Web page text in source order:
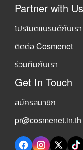
Partner with Us
โปรโมตแบรนด์กับเรา
ติดต่อ Cosmenet
ร่วมทีมกับเรา
Get In Touch
สมัครสมาชิก
pr@cosmenet.in.th